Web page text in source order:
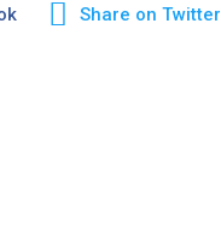
Share on Twitter